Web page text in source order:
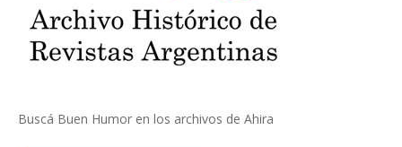
Buscá Buen Humor en los archivos de Ahira